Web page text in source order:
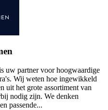
uw partner voor hoogwaardige
Wij weten hoe ingewikkeld
uit het grote assortiment van
nodig zijn. We denken
passende...